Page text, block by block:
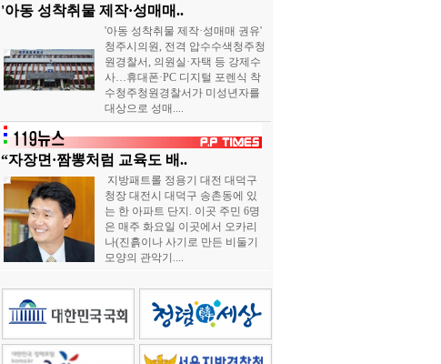
'아동 성착취물 제작·성매매..
'아동 성착취물 제작·성매매 권유'
청주시의원, 전격 압수수색청주청
원경찰서, 의원실·자택 등 강제수
사…휴대폰·PC 디지털 포렌식 착
수청주청원경찰서가 미성년자를
대상으로 성매....
“자장면·짬뽕처럼 교육도 배..
지방패트롤 정용기 대전 대덕구
청장 대전시 대덕구 송촌동에 있
는 한 아파트 단지. 이곳 주민 6명
은 매주 화요일 이곳에서 오카리
나(진흙이나 사기로 만든 비둘기
모양의 관악기....